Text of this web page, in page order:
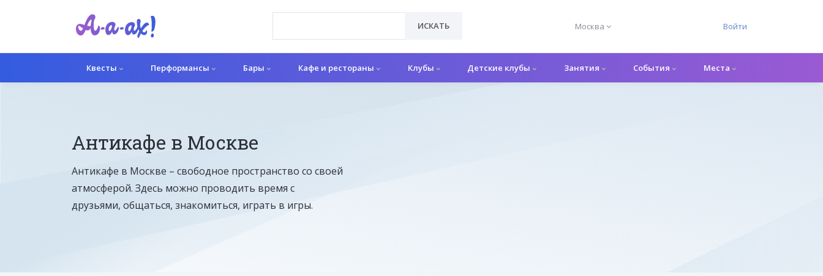
ИСКАТЬ Москва Войти
Квесты Перформансы Бары Кафе и рестораны Клубы Детские клубы Занятия События Места
Антикафе в Москве
Антикафе в Москве – свободное пространство со своей
атмосферой. Здесь можно проводить время с
друзьями, общаться, знакомиться, играть в игры.